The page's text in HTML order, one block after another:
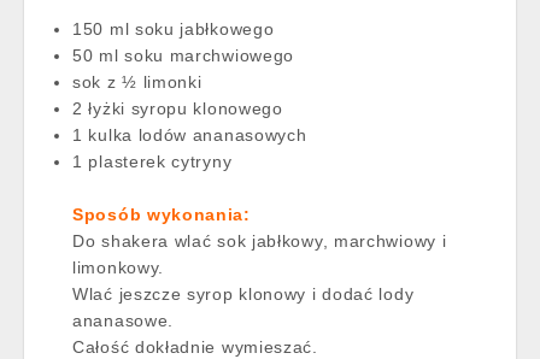
150 ml soku jabłkowego
50 ml soku marchwiowego
sok z ½ limonki
2 łyżki syropu klonowego
1 kulka lodów ananasowych
1 plasterek cytryny
Sposób wykonania:
Do shakera wlać sok jabłkowy, marchwiowy i
limonkowy.
Wlać jeszcze syrop klonowy i dodać lody
ananasowe.
Całość dokładnie wymieszać.